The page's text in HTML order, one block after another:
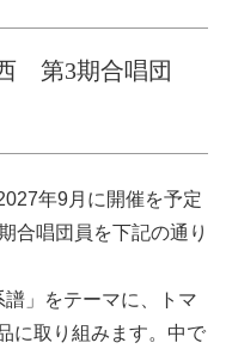
第3期合唱団
年9月に開催を予定
合唱団員を下記の通り
」をテーマに、トマ
に取り組みます。中で